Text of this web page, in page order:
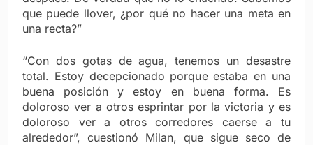
que puede llover, ¿por qué no hacer una meta en
una recta?”
“Con dos gotas de agua, tenemos un desastre
total. Estoy decepcionado porque estaba en una
buena posición y estoy en buena forma. Es
doloroso ver a otros esprintar por la victoria y es
doloroso ver a otros corredores caerse a tu
alrededor”, cuestionó Milan, que sigue seco de